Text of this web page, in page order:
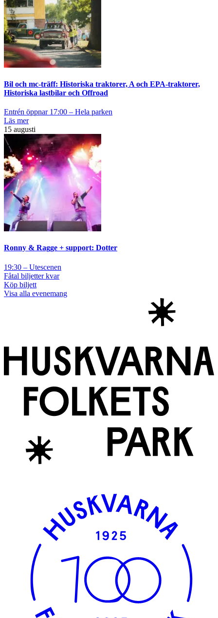
Bil och mc-träff: Historiska traktorer, A och EPA-traktorer,
Historiska lastbilar och Offroad
Entrén öppnar 17:00 – Hela parken
Läs mer
15 augusti
Ronny & Ragge + support: Dotter
19:30 – Utescenen
Fåtal biljetter kvar
Köp biljett
Visa alla evenemang